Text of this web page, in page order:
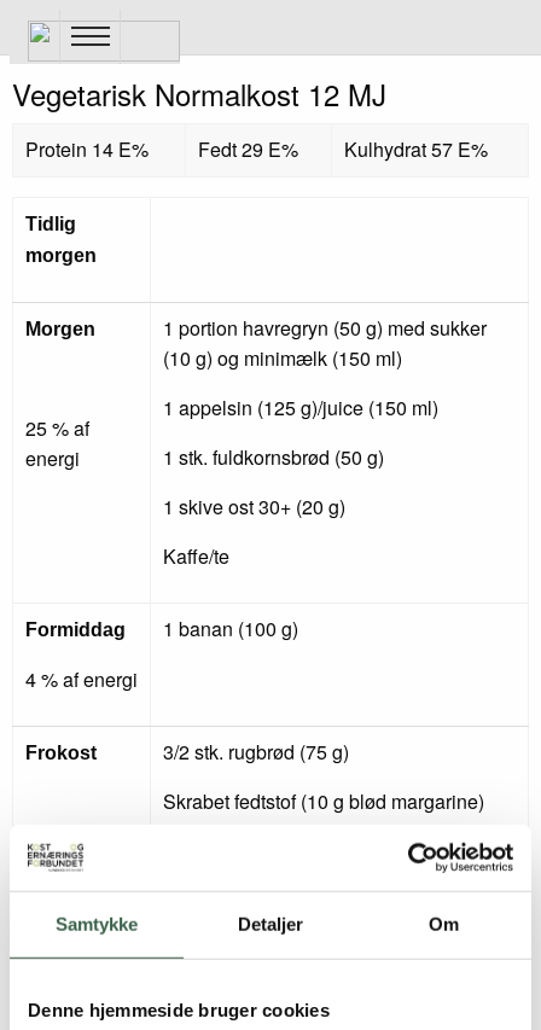
Samtykke Detaljer Om
Denne hjemmeside bruger cookies
hovedindhold
Vegetarisk Normalkost 12 MJ
Protein 14 E% Fedt 29 E% Kulhydrat 57 E%
Tidlig
morgen
Morgen
25 % af
energi
1 portion havregryn (50 g) med sukker
(10 g) og minimælk (150 ml)
1 appelsin (125 g)/juice (150 ml)
1 stk. fuldkornsbrød (50 g)
1 skive ost 30+ (20 g)
Kaffe/te
Formiddag
4 % af energi
1 banan (100 g)
Frokost
26 % af
3/2 stk. rugbrød (75 g)
Skrabet fedtstof (10 g blød margarine)
1 æggemad (30 g) med agurk (20 g)
1 avocadomad (40 g) med 1 spsk.
hytteost 20+ (20 g)
g), purløg (2 g)